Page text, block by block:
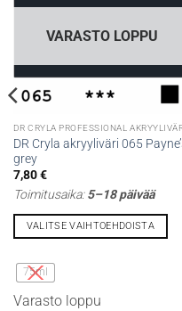
VARASTO LOPPU
DR Cryla akryyliväri 065
grey
7,80€
Toimitusaika:5–18 päivää
VALITSE VAIHTOEHDOISTA
tuotteella
on
useampi
75ml
Varasto loppu